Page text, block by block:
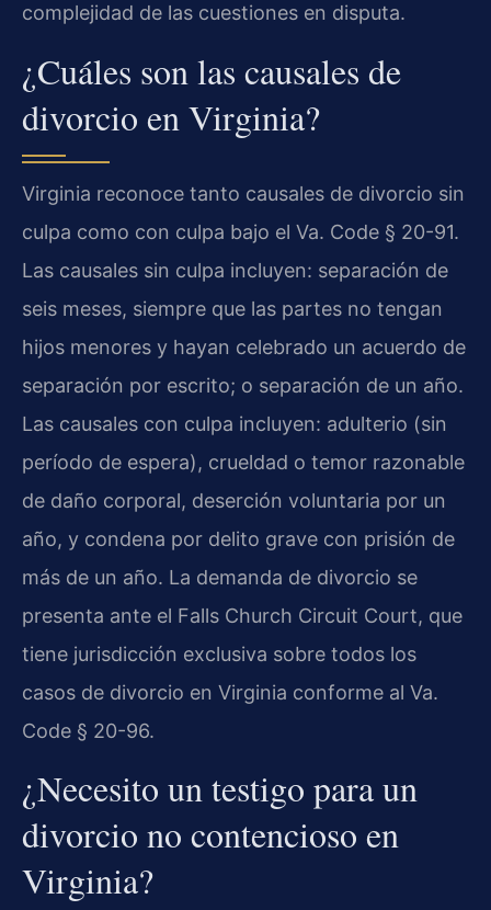
complejidad de las cuestiones en disputa.
¿Cuáles son las causales de
divorcio en Virginia?
Virginia reconoce tanto causales de divorcio sin
culpa como con culpa bajo el Va. Code § 20-91.
Las causales sin culpa incluyen: separación de
seis meses, siempre que las partes no tengan
hijos menores y hayan celebrado un acuerdo de
separación por escrito; o separación de un año.
Las causales con culpa incluyen: adulterio (sin
período de espera), crueldad o temor razonable
de daño corporal, deserción voluntaria por un
año, y condena por delito grave con prisión de
más de un año. La demanda de divorcio se
presenta ante el Falls Church Circuit Court, que
tiene jurisdicción exclusiva sobre todos los
casos de divorcio en Virginia conforme al Va.
Code § 20-96.
¿Necesito un testigo para un
divorcio no contencioso en
Virginia?